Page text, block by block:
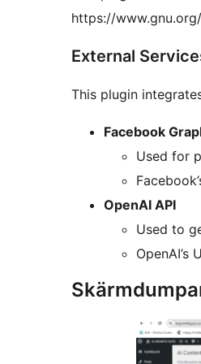
https://
External
This plugin
Facebook
Used for
OpenAI API
Used to
OpenAI’s